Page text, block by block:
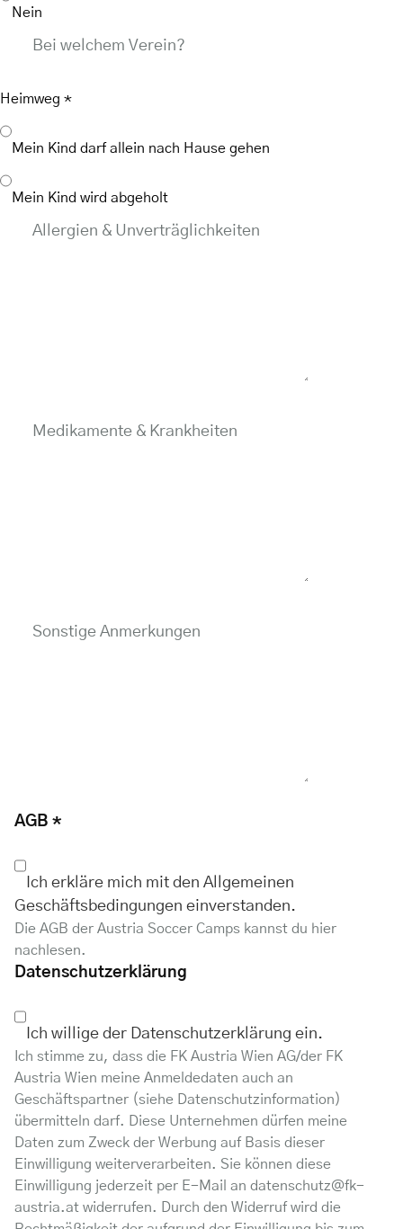
Nein
Bei welchem Verein?
Heimweg *
Mein Kind darf allein nach Hause gehen
Mein Kind wird abgeholt
Allergien & Unverträglichkeiten
Medikamente & Krankheiten
Sonstige Anmerkungen
AGB *
Ich erkläre mich mit den Allgemeinen
Geschäftsbedingungen einverstanden.
Die AGB der Austria Soccer Camps kannst du hier
nachlesen.
Datenschutzerklärung
Ich willige der Datenschutzerklärung ein.
Ich stimme zu, dass die FK Austria Wien AG/der FK
Austria Wien meine Anmeldedaten auch an
Geschäftspartner (siehe Datenschutzinformation)
übermitteln darf. Diese Unternehmen dürfen meine
Daten zum Zweck der Werbung auf Basis dieser
Einwilligung weiterverarbeiten. Sie können diese
Einwilligung jederzeit per E-Mail an datenschutz@fk-
austria.at widerrufen. Durch den Widerruf wird die